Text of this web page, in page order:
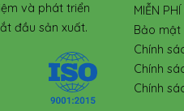
và phát triển
đầu sản xuất.
MIỄN
Bảo mật
Chính
Chính
Chính